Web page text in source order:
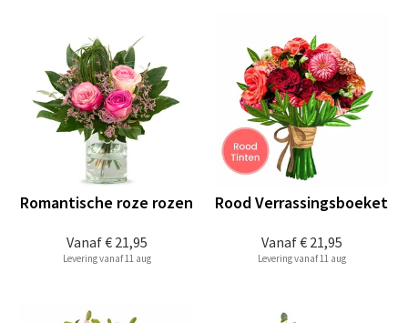
Vanaf€ 21,95
Romantische roze rozen
Levering vanaf 11 aug
Vanaf€ 21,95
Rood Verrassingsboeket
Levering vanaf 11 aug